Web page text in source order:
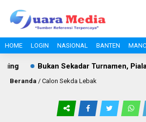
HOME LOGIN NASIONAL BANTEN
Bukan Sekadar Turnamen, Piala
Beranda / Calon Sekda Lebak